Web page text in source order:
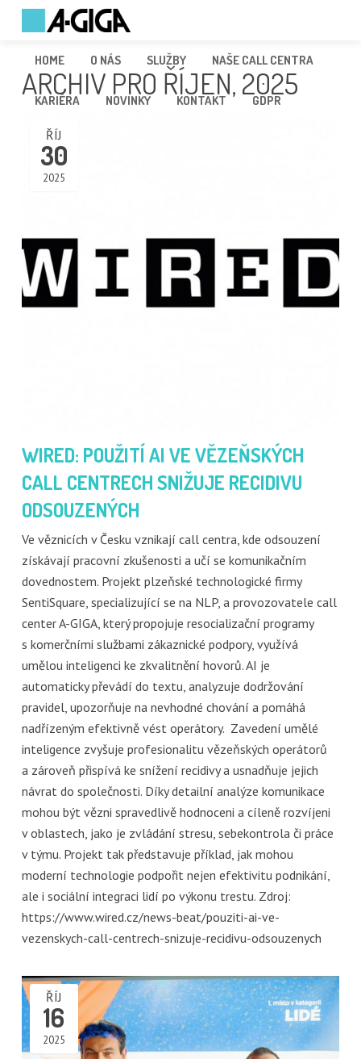
HOME O NÁS SLUŽBY NAŠE CALL CENTRA
KARIÉRA NOVINKY KONTAKT GDPR
ARCHIV PRO ŘÍJEN, 2025
WIRED: POUŽITÍ AI VE VĚZEŇSKÝCH
CALL CENTRECH SNIŽUJE RECIDIVU
ODSOUZENÝCH
ŘÍJ
30
2025
Ve věznicích v Česku vznikají call centra, kde odsouzení
získávají pracovní zkušenosti a učí se komunikačním
dovednostem. Projekt plzeňské technologické firmy
SentiSquare, specializující se na NLP, a provozovatele call
center A-GIGA, který propojuje resocializační programy
s komerčními službami zákaznické podpory, využívá
umělou inteligenci ke zkvalitnění hovorů. AI je
automaticky převádí do textu, analyzuje dodržování
pravidel, upozorňuje na nevhodné chování a pomáhá
nadřízeným efektivně vést operátory. Zavedení umělé
inteligence zvyšuje profesionalitu vězeňských operátorů
a zároveň přispívá ke snížení recidivy a usnadňuje jejich
návrat do společnosti. Díky detailní analýze komunikace
mohou být vězni spravedlivě hodnoceni a cíleně rozvíjeni
v oblastech, jako je zvládání stresu, sebekontrola či práce
v týmu. Projekt tak představuje příklad, jak mohou
moderní technologie podpořit nejen efektivitu podnikání,
ale i sociální integraci lidí po výkonu trestu. Zdroj:
https://www.wired.cz/news-beat/pouziti-ai-ve-
vezenskych-call-centrech-snizuje-recidivu-odsouzenych
ŘÍJ
16
2025